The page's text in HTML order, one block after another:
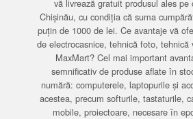
vă livrează gratuit produsul ales pe
Chișinău, cu condiția că suma
puțin de 1000 de lei. Ce avantaje vă
de electrocasnice, tehnică foto, tehnică
MaxMart? Cel mai important
semnificativ de produse aflate în
numără: computerele, laptopurile și
acestea, precum softurile, tastaturile,
mobile, proiectoare, necesare în